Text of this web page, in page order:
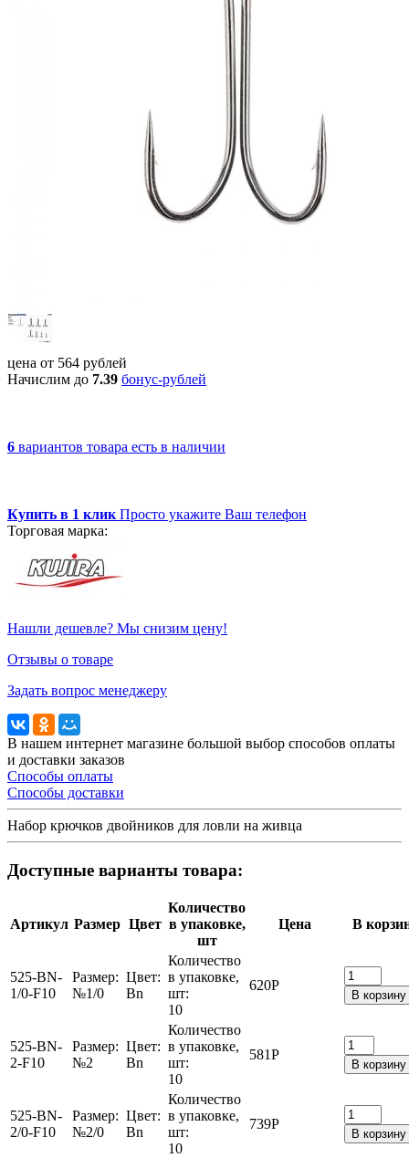
цена от 564 рублей
Начислим до 7.39 бонус-рублей
6 вариантов товара есть в наличии
Купить в 1 клик Просто укажите Ваш телефон
Торговая марка:
Нашли дешевле? Мы снизим цену!
Отзывы о товаре
Задать вопрос менеджеру
В нашем интернет магазине большой выбор способов оплаты
и доставки заказов
Способы оплаты
Способы доставки
Набор крючков двойников для ловли на живца
Доступные варианты товара:
Артикул Размер Цвет
Количество
в упаковке,
шт
Цена В
525-BN-
1/0-F10
Размер:
№1/0
Цвет:
Bn
Количество
в упаковке,
шт:
10
620Р
В корзину
525-BN-
2-F10
Размер:
№2
Цвет:
Bn
Количество
в упаковке,
шт:
10
581Р
В корзину
525-BN-
2/0-F10
Размер:
№2/0
Цвет:
Bn
Количество
в упаковке,
шт:
10
739Р
В корзину